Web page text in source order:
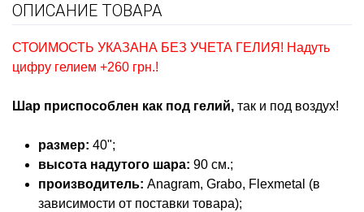
ОПИСАНИЕ ТОВАРА
СТОИМОСТЬ УКАЗАНА БЕЗ УЧЕТА ГЕЛИЯ! Надуть
цифру гелием +260 грн.!
Шар приспособлен как под гелий, так и под воздух!
размер: 40";
высота надутого шара: 90 см.;
производитель: Anagram, Grabo, Flexmetal (в
зависимости от поставки товара);